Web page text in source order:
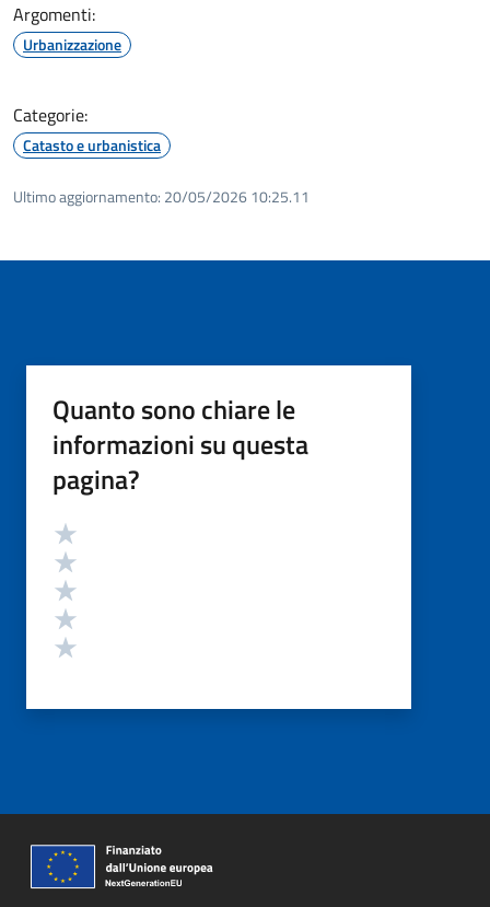
Argomenti:
Urbanizzazione
Categorie:
Catasto e urbanistica
Ultimo aggiornamento: 20/05/2026 10:25.11
Quanto sono chiare le
informazioni su questa
pagina?
Valutazione